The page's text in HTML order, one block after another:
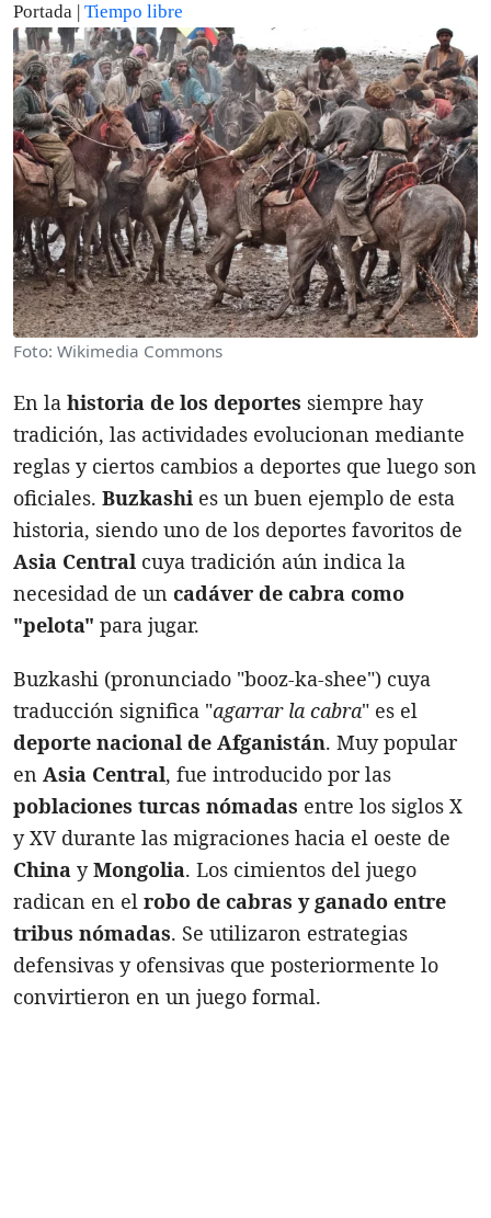
Portada | Tiempo libre
Foto: Wikimedia Commons
En la historia de los deportes siempre hay
tradición, las actividades evolucionan mediante
reglas y ciertos cambios a deportes que luego son
oficiales. Buzkashi es un buen ejemplo de esta
historia, siendo uno de los deportes favoritos de
Asia Central cuya tradición aún indica la
necesidad de un cadáver de cabra como
"pelota" para jugar.
Buzkashi (pronunciado "booz-ka-shee") cuya
traducción significa "agarrar la cabra" es el
deporte nacional de Afganistán. Muy popular
en Asia Central, fue introducido por las
poblaciones turcas nómadas entre los siglos X
y XV durante las migraciones hacia el oeste de
China yMongolia. Los cimientos del juego
radican en el robo de cabras y ganado entre
tribus nómadas. Se utilizaron estrategias
defensivas y ofensivas que posteriormente lo
convirtieron en un juego formal.